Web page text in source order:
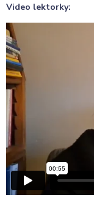
Video lektorky: